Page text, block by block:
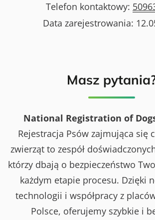
Telefon kontaktowy:
Data zarejestrowania:
Masz
National Registration of
Rejestracja Psów zajmująca się
zwierząt to zespół
którzy dbają o bezpieczeństwo
każdym etapie procesu. Dzięki
technologii i współpracy z
Polsce, oferujemy szybkie i